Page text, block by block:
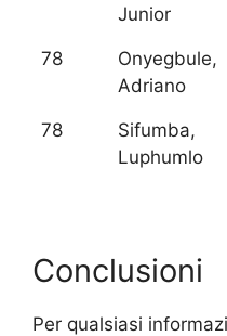
Junior
78
Onyegbule,
Adriano
78
Sifumba,
Luphumlo
Conclusioni
Per qualsiasi